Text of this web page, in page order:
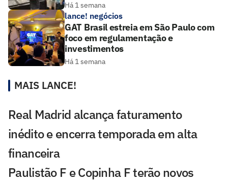
Há 1 semana
lance! negócios
GAT Brasil estreia em São Paulo com
foco em regulamentação e
investimentos
Há 1 semana
MAIS LANCE!
Real Madrid alcança faturamento
inédito e encerra temporada em alta
financeira
Paulistão F e Copinha F terão novos